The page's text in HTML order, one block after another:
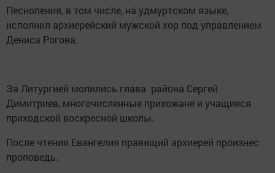
Песнопения, в том числе, на удмуртском языке,
исполнил архиерейский мужской хор под управлением
Дениса Рогова.
За Литургией молились глава района Сергей
Димитриев, многочисленные прихожане и учащиеся
приходской воскресной школы.
После чтения Евангелия правящий архиерей произнес
проповедь.